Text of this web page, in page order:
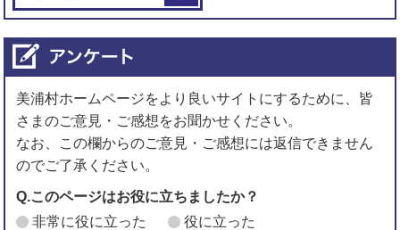
美浦村ホームページをより良いサイトにするために、皆
さまのご意見・ご感想をお聞かせください。
なお、この欄からのご意見・ご感想には返信できません
のでご了承ください。
Q.このページはお役に立ちましたか？
非常に役に立った
役に立った